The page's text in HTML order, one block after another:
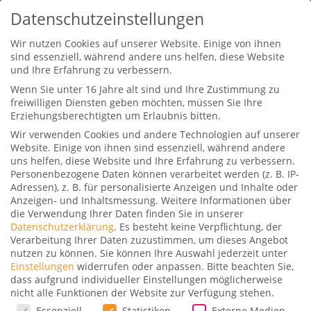
85.000 Punkte: Das Upgrade auf
die American Express Platinum
Card lohnt sich
Gepostet vonDominik |8. März 2025|8 |
Ab dem8. April 2025 gibt’s wieder ein
Datenschutzeinstellungen
Wir nutzen Cookies auf unserer Website. Einige von ihnen
sind essenziell, während andere uns helfen, diese Website
und Ihre Erfahrung zu verbessern.
Wenn Sie unter 16 Jahre alt sind und Ihre Zustimmung zu
freiwilligen Diensten geben möchten, müssen Sie Ihre
Erziehungsberechtigten um Erlaubnis bitten.
Wir verwenden Cookies und andere Technologien auf unserer
Website. Einige von ihnen sind essenziell, während andere
uns helfen, diese Website und Ihre Erfahrung zu verbessern.
Personenbezogene Daten können verarbeitet werden (z. B. IP-
Adressen), z. B. für personalisierte Anzeigen und Inhalte oder
Anzeigen- und Inhaltsmessung. Weitere Informationen über
die Verwendung Ihrer Daten finden Sie in unserer
Datenschutzerklärung. Es besteht keine Verpflichtung, der
Verarbeitung Ihrer Daten zuzustimmen, um dieses Angebot
nutzen zu können. Sie können Ihre Auswahl jederzeit unter
Einstellungen widerrufen oder anpassen. Bitte beachten Sie,
dass aufgrund individueller Einstellungen möglicherweise
nicht alle Funktionen der Website zur Verfügung stehen.
Datenschutzeinstellungen